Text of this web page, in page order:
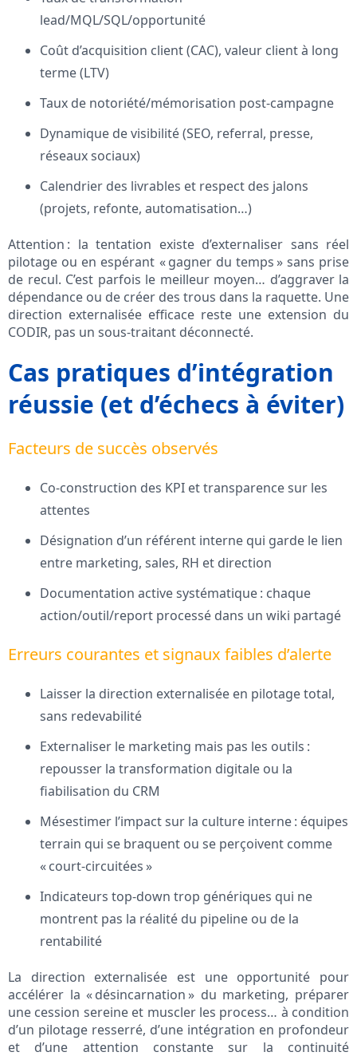
lead/MQL/SQL/opportunité
Coût d’acquisition client (CAC), valeur client à long
terme (LTV)
Taux de notoriété/mémorisation post-campagne
Dynamique de visibilité (SEO, referral, presse,
réseaux sociaux)
Calendrier des livrables et respect des jalons
(projets, refonte, automatisation…)
Attention : la tentation existe d’externaliser sans réel
pilotage ou en espérant « gagner du temps » sans prise
de recul. C’est parfois le meilleur moyen… d’aggraver la
dépendance ou de créer des trous dans la raquette. Une
direction externalisée efficace reste une extension du
CODIR, pas un sous-traitant déconnecté.
Cas pratiques d’intégration
réussie (et d’échecs à éviter)
Facteurs de succès observés
Co-construction des KPI et transparence sur les
attentes
Désignation d’un référent interne qui garde le lien
entre marketing, sales, RH et direction
Documentation active systématique : chaque
action/outil/report processé dans un wiki partagé
Erreurs courantes et signaux faibles d’alerte
Laisser la direction externalisée en pilotage total,
sans redevabilité
Externaliser le marketing mais pas les outils :
repousser la transformation digitale ou la
fiabilisation du CRM
Mésestimer l’impact sur la culture interne : équipes
terrain qui se braquent ou se perçoivent comme
« court-circuitées »
Indicateurs top-down trop génériques qui ne
montrent pas la réalité du pipeline ou de la
rentabilité
La direction externalisée est une opportunité pour
accélérer la « désincarnation » du marketing, préparer
une cession sereine et muscler les process… à condition
d’un pilotage resserré, d’une intégration en profondeur
et d’une attention constante sur la continuité